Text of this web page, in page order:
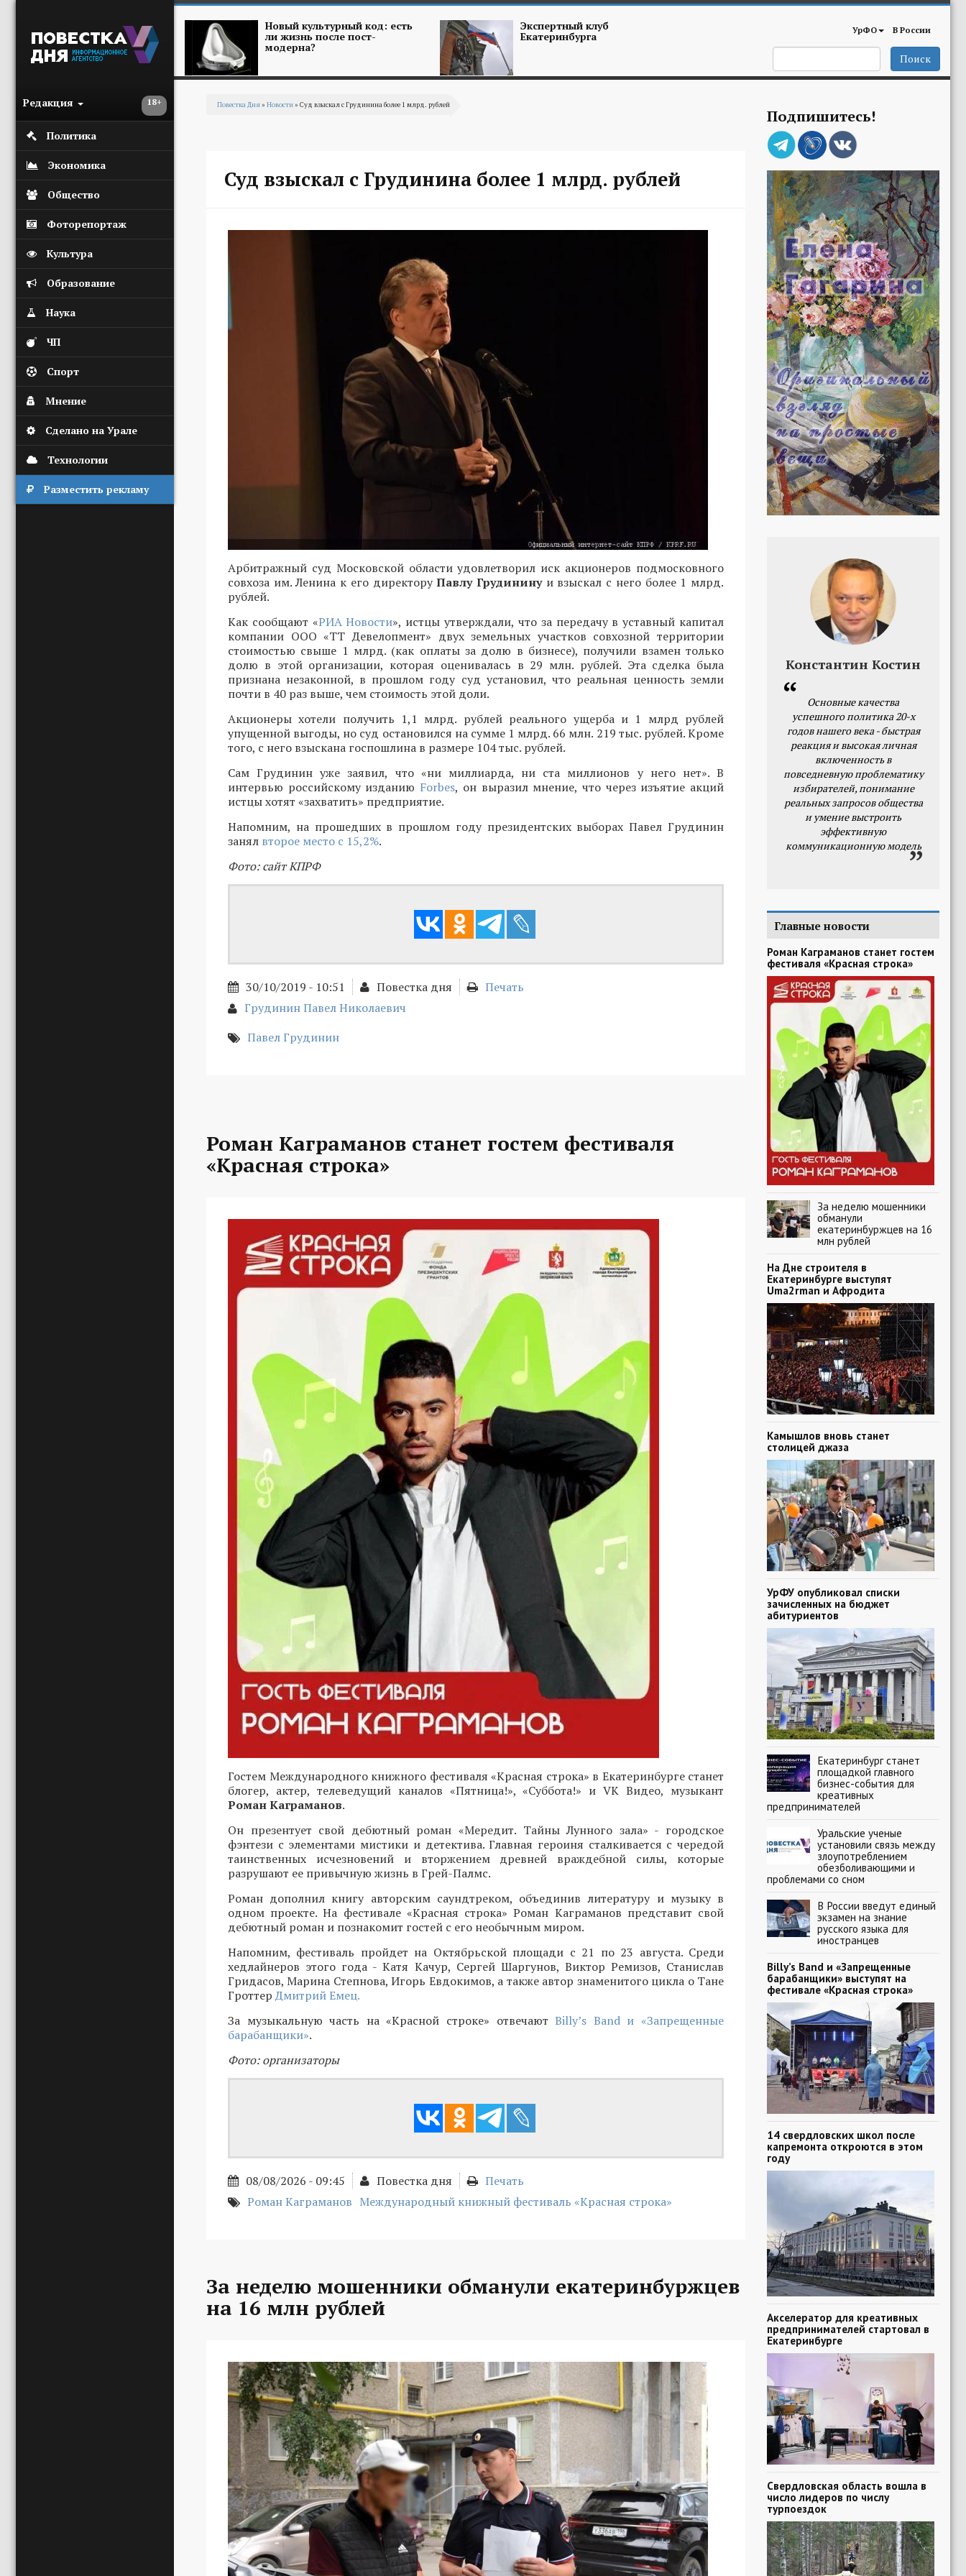
18+
Редакция
Политика
Экономика
Общество
Фоторепортаж
Культура
Образование
Наука
ЧП
Спорт
Мнение
Сделано на Урале
Технологии
Разместить рекламу
Новый культурный код: есть
ли жизнь после пост-
модерна?
Экспертный клуб
Екатеринбурга УрФО В России
Поиск
Повестка Дня» Новости» Суд взыскал с Грудинина более 1 млрд. рублей
Суд взыскал с Грудинина более 1 млрд. рублей
Арбитражный суд Московской области удовлетворил иск акционеров подмосковного
совхоза им. Ленина к его директоруПавлу Грудининуи взыскал с него более 1 млрд.
рублей.
Как сообщают «РИА Новости», истцы утверждали, что за передачу в уставный капитал
компании ООО «ТТ Девелопмент» двух земельных участков совхозной территории
стоимостью свыше 1 млрд. (как оплаты за долю в бизнесе), получили взамен только
долю в этой организации, которая оценивалась в 29 млн. рублей. Эта сделка была
признана незаконной, в прошлом году суд установил, что реальная ценность земли
почти в 40 раз выше, чем стоимость этой доли.
Акционеры хотели получить 1,1 млрд. рублей реального ущерба и 1 млрд рублей
упущенной выгоды, но суд остановился на сумме 1 млрд. 66 млн. 219 тыс. рублей. Кроме
того, с него взыскана госпошлина в размере 104 тыс. рублей.
Сам Грудинин уже заявил, что «ни миллиарда, ни ста миллионов у него нет». В
интервью российскому изданию Forbes, он выразил мнение, что через изъятие акций
истцы хотят «захватить» предприятие.
Напомним, на прошедших в прошлом году президентских выборах Павел Грудинин
занял второе место с 15,2%.
Фото: сайт КПРФ
30/10/2019 - 10:51 Повестка дня
Печать
Грудинин Павел Николаевич
Павел Грудинин
Роман Каграманов станет гостем фестиваля
«Красная строка»
Гостем Международного книжного фестиваля «Красная строка» в Екатеринбурге станет
блогер, актер, телеведущий каналов «Пятница!», «Суббота!» и VK Видео, музыкант
Роман Каграманов.
Он презентует свой дебютный роман «Мередит. Тайны Лунного зала» - городское
фэнтези с элементами мистики и детектива. Главная героиня сталкивается с чередой
таинственных исчезновений и вторжением древней враждебной силы, которые
разрушают ее привычную жизнь в Грей-Палмс.
Роман дополнил книгу авторским саундтреком, объединив литературу и музыку в
одном проекте. На фестивале «Красная строка» Роман Каграманов представит свой
дебютный роман и познакомит гостей с его необычным миром.
Напомним, фестиваль пройдет на Октябрьской площади с 21 по 23 августа. Среди
хедлайнеров этого года - Катя Качур, Сергей Шаргунов, Виктор Ремизов, Станислав
Гридасов, Марина Степнова, Игорь Евдокимов, а также автор знаменитого цикла о Тане
ГроттерДмитрий Емец.
За музыкальную часть на «Красной строке» отвечаютBilly’s Band и «Запрещенные
барабанщики».
Фото: организаторы
08/08/2026 - 09:45 Повестка дня
Печать
Роман Каграманов Международный книжный фестиваль «Красная строка»
За неделю мошенники обманули екатеринбуржцев
на 16 млн рублей
Подпишитесь!
Константин Костин
Основные качества
успешного политика 20-х
годов нашего века - быстрая
реакция и высокая личная
включенность в
повседневную проблематику
избирателей, понимание
реальных запросов общества
и умение выстроить
эффективную
коммуникационную модель
Главные новости
Роман Каграманов станет гостем
фестиваля «Красная строка»
За неделю мошенники
обманули
екатеринбуржцев на 16
млн рублей
На Дне строителя в
Екатеринбурге выступят
Uma2rman и Афродита
Камышлов вновь станет
столицей джаза
УрФУ опубликовал списки
зачисленных на бюджет
абитуриентов
Екатеринбург станет
площадкой главного
бизнес-события для
креативных
предпринимателей
Уральские ученые
установили связь между
злоупотреблением
обезболивающими и
проблемами со сном
В России введут единый
экзамен на знание
русского языка для
иностранцев
Billy’s Band и «Запрещенные
барабанщики» выступят на
фестивале «Красная строка»
14 свердловских школ после
капремонта откроются в этом
году
Акселератор для креативных
предпринимателей стартовал в
Екатеринбурге
Свердловская область вошла в
число лидеров по числу
турпоездок